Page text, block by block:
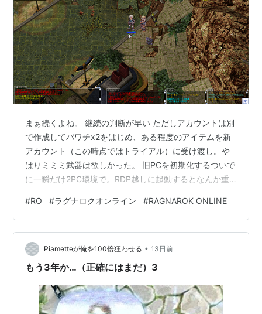
まぁ続くよね。 継続の判断が早い ただしアカウントは別
で作成してパワチx2をはじめ、ある程度のアイテムを新
アカウント（この時点ではトライアル）に受け渡し。や
はりミミミ武器は欲しかった。 旧PCを初期化するついで
に一瞬だけ2PC環境で。RDP越しに起動するとなんか重
んですが、RDPだからですかね。まぁいいや。 そんなこ
んなでアイテム受け渡しが0時頃に終わった（1時）ので
利用券を入れてミミミ超級3まで一気に駆け抜けました。
後々必要になるクエスト（異世界、フレイムヴァレー、
七王家とユミルの心臓、テラグローリア、イルシオン、
#RO #ラグナロクオンライン #RAGNAROK ONLINE
Piametteが俺を100倍狂わせる • 13日前
もう3年か…（正確にはまだ）3